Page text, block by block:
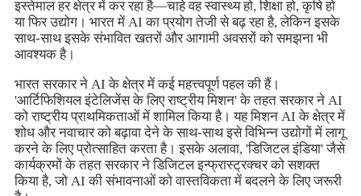
इस्तेमाल हर क्षेत्र में कर रहा है—चाहे वह स्वास्थ्य हो, शिक्षा हो, कृषि हो
या फिर उद्योग। भारत में AI का प्रयोग तेजी से बढ़ रहा है, लेकिन इसके
साथ-साथ इसके संभावित खतरों और आगामी अवसरों को समझना भी
आवश्यक है।
भारत सरकार ने AI के क्षेत्र में कई महत्त्वपूर्ण पहल की हैं।
'आर्टिफिशियल इंटेलिजेंस के लिए राष्ट्रीय मिशन' के तहत सरकार ने AI
को राष्ट्रीय प्राथमिकताओं में शामिल किया है। यह मिशन AI के क्षेत्र में
शोध और नवाचार को बढ़ावा देने के साथ-साथ इसे विभिन्न उद्योगों में लागू
करने के लिए प्रोत्साहित करता है। इसके अलावा, 'डिजिटल इंडिया' जैसे
कार्यक्रमों के तहत सरकार ने डिजिटल इन्फ्रास्ट्रक्चर को सशक्त
किया है, जो AI की संभावनाओं को वास्तविकता में बदलने के लिए जरूरी